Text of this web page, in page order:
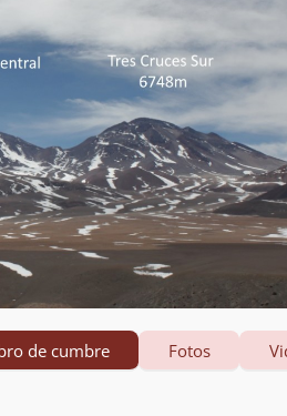
de cumbre Fotos